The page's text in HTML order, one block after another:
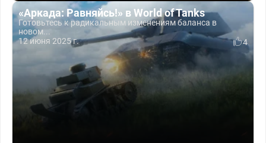
«Аркада: Равняйсь!» в World of Tanks
Готовьтесь к радикальным изменениям баланса в
новом...
12 июня 2025 г.
4